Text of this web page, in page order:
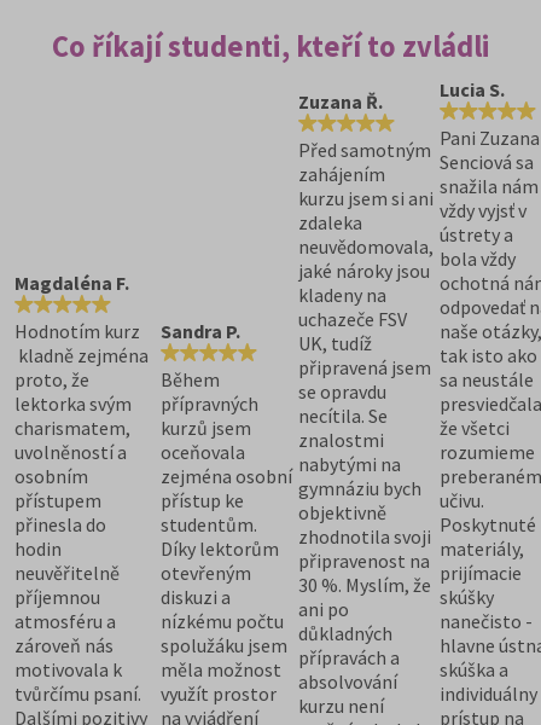
Co říkají studenti, kteří to zvládli
Magdaléna F.
Hodnotím kurz
kladně zejména
proto, že
lektorka svým
charismatem,
uvolněností a
osobním
přístupem
přinesla do
hodin
neuvěřitelně
příjemnou
atmosféru a
zároveň nás
motivovala k
tvůrčímu psaní.
Dalšími pozitivy
Sandra P.
Během
přípravných
kurzů jsem
oceňovala
zejména osobní
přístup ke
studentům.
Díky lektorům
otevřeným
diskuzi a
nízkému počtu
spolužáku jsem
měla možnost
využít prostor
na vyjádření
Zuzana Ř.
Před samotným
zahájením
kurzu jsem si ani
zdaleka
neuvědomovala,
jaké nároky jsou
kladeny na
uchazeče FSV
UK, tudíž
připravená jsem
se opravdu
necítila. Se
znalostmi
nabytými na
gymnáziu bych
objektivně
zhodnotila svoji
připravenost na
30 %. Myslím, že
ani po
důkladných
přípravách a
absolvování
kurzu není
Lucia S.
Pani Zuzana
Senciová sa
snažila nám
vždy vyjsť v
ústrety a
bola vždy
ochotná
odpovedať
naše otázky,
tak isto ako
sa neustále
že všetci
rozumieme
učivu.
Poskytnuté
materiály,
prijímacie
skúšky
nanečisto -
hlavne
skúška a
individuálny
prístup na